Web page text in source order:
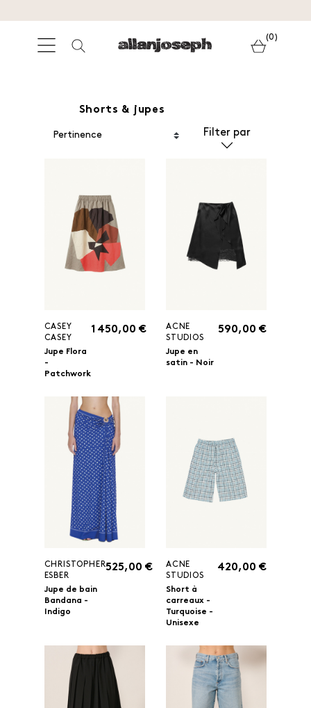
(0)
Shorts & jupes
Filter par
CASEY
CASEY
Jupe Flora
-
Patchwork
1 450,00 €
ACNE
STUDIOS
Jupe en
satin - Noir
590,00 €
CHRISTOPHER
ESBER
Jupe de bain
Bandana -
Indigo
525,00 €
ACNE
STUDIOS
Short à
carreaux -
Turquoise -
Unisexe
420,00 €